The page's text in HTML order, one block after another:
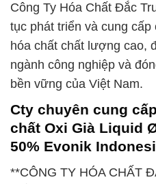
Công Ty Hóa Chất Đắc
tục phát triển và cung
hóa chất chất lượng cao,
ngành công nghiệp và
bền vững của Việt Nam.
Cty chuyên cung
chất Oxi Già Liquid
50% Evonik
**CÔNG TY HÓA CHẤT